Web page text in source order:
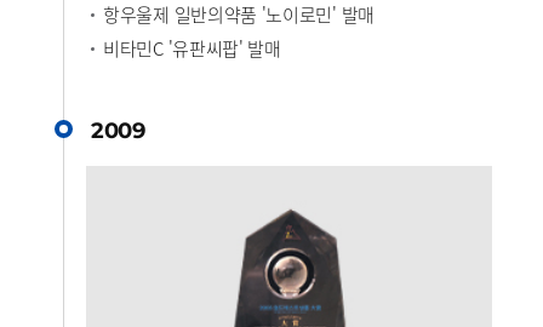
항우울제 일반의약품 '노이로민' 발매
비타민C '유판씨팝' 발매
2009